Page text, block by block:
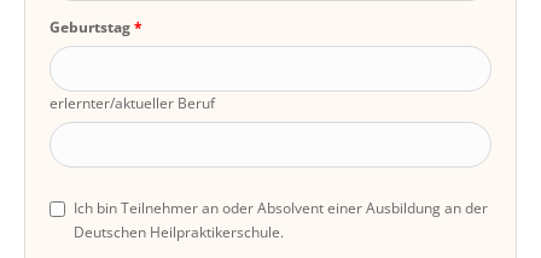
Geburtstag
erlernter/aktueller Beruf
Ich bin Teilnehmer an oder Absolvent einer Ausbildung an der
Deutschen Heilpraktikerschule.